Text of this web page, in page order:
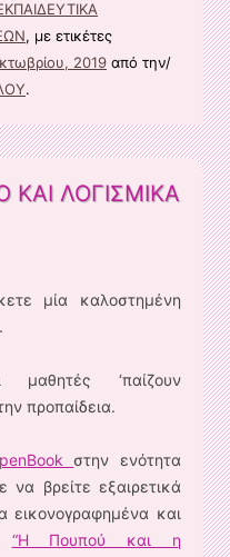
, με ετικέτες
2019 από την/
.
ΚΑΙ ΛΟΓΙΣΜΙΚΑ
μία καλοστημένη
‘παίζουν
προπαίδεια.
στην ενότητα
να βρείτε εξαιρετικά
εικονογραφημένα και
“Η Πουπού και η